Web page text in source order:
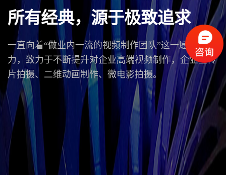
所有经典，源于极致追求
一直向着“做业内一流的视频制作团队”这一愿景努
力，致力于不断提升对企业高端视频制作，企业宣传
片拍摄、二维动画制作、微电影拍摄。